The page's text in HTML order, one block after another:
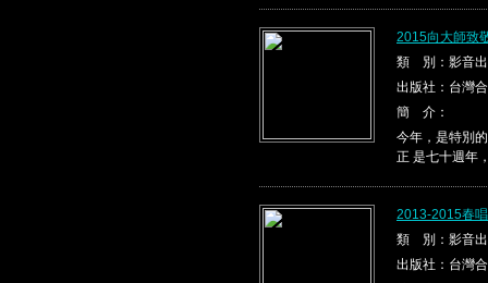
2015向大師致
類 別：影音
出版社：台灣
簡 介：
今年，是特別
正 是七十週年
2013-2015春
類 別：影音
出版社：台灣